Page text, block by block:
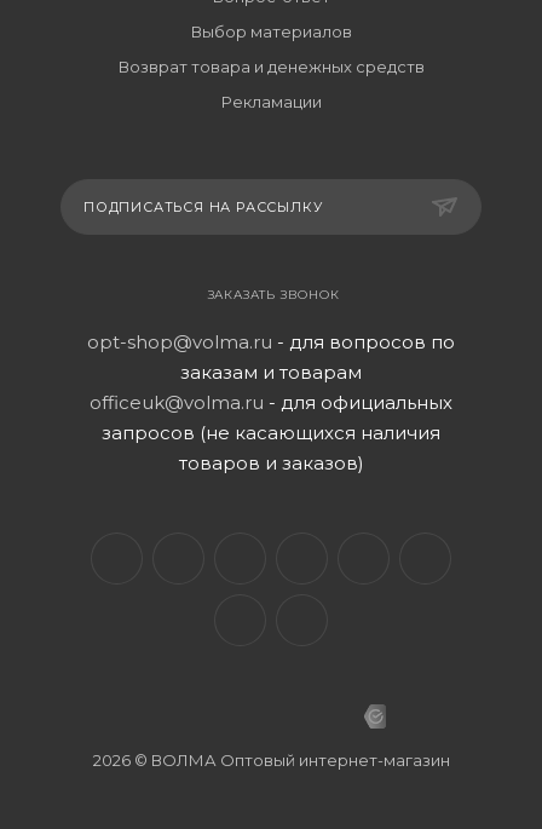
Выбор материалов
Возврат товара и денежных средств
Рекламации
ПОДПИСАТЬСЯ НА РАССЫЛКУ
ЗАКАЗАТЬ ЗВОНОК
opt-shop@volma.ru - для вопросов по
заказам и товарам
officeuk@volma.ru - для официальных
запросов (не касающихся наличия
товаров и заказов)
2026 © ВОЛМА Оптовый интернет-магазин